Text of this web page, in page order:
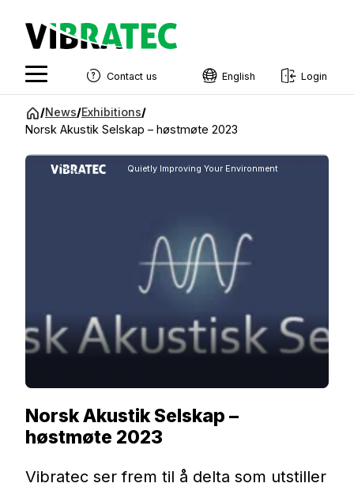
Jump
Contact us English
Swedish
Norwegian
Finnish
Danish
Login
/News/Exhibitions/
Norsk Akustik Selskap – høstmøte 2023
Quietly Improving Your Environment
Norsk Akustik Selskap –
høstmøte 2023
Vibratec ser frem til å delta som utstiller